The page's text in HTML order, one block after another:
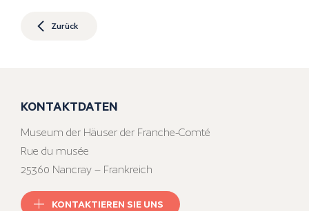
Zurück
KONTAKTDATEN
Museum der Häuser der Franche-Comté
Rue du musée
25360 Nancray – Frankreich
KONTAKTIEREN SIE UNS